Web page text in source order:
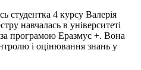
студентка 4 курсу Валерія
навчалась в університеті
за програмою Еразмус +. Вона
і оцінювання знань у